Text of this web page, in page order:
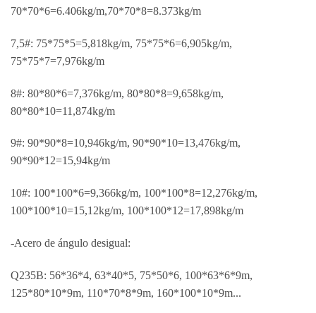
70*70*6=6.406kg/m,70*70*8=8.373kg/m
7,5#: 75*75*5=5,818kg/m, 75*75*6=6,905kg/m,
75*75*7=7,976kg/m
8#: 80*80*6=7,376kg/m, 80*80*8=9,658kg/m,
80*80*10=11,874kg/m
9#: 90*90*8=10,946kg/m, 90*90*10=13,476kg/m,
90*90*12=15,94kg/m
10#: 100*100*6=9,366kg/m, 100*100*8=12,276kg/m,
100*100*10=15,12kg/m, 100*100*12=17,898kg/m
-Acero de ángulo desigual:
Q235B: 56*36*4, 63*40*5, 75*50*6, 100*63*6*9m,
125*80*10*9m, 110*70*8*9m, 160*100*10*9m...